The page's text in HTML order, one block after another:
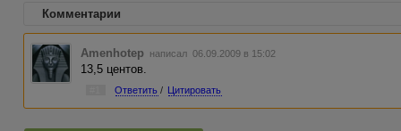
Комментарии
Amenhotep написал 06.09.2009 в 15:02
13,5 центов.
Ответить / Цитировать